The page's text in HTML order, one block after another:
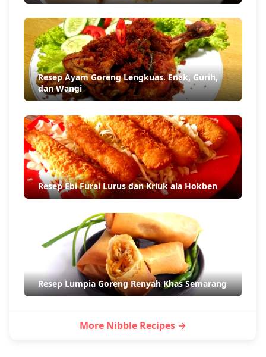
Resep Ayam Goreng Lengkuas. Enak, Gurih,
dan Wangi
Resep Ebi Furai Lurus dan Kriuk ala Hokben
Resep Lumpia Goreng Renyah Khas Semarang
More Nibble Recipes →